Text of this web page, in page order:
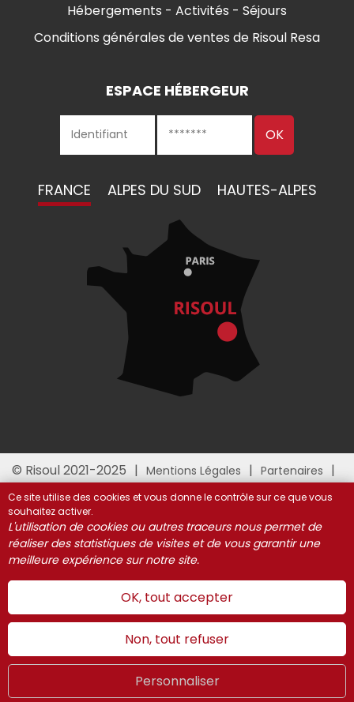
LIVE
Hébergements - Activités - Séjours
Conditions générales de ventes de Risoul Resa
ESPACE HÉBERGEUR
FRANCE ALPES DU SUD HAUTES-ALPES
© Risoul 2021-2025 Mentions Légales
Partenaires
Gestion des cookies
Ce site utilise des cookies et vous donne le contrôle sur ce que vous
souhaitez activer.
L'utilisation de cookies ou autres traceurs nous permet de
réaliser des statistiques de visites et de vous garantir une
meilleure expérience sur notre site.
OK, tout accepter
Non, tout refuser
Personnaliser